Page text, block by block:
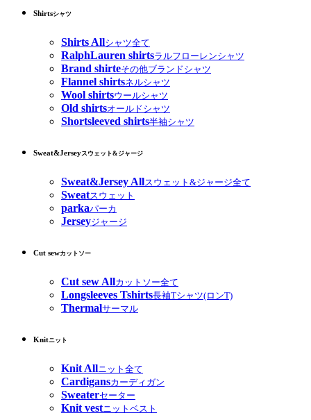
Shirtsシャツ
Shirts Allシャツ全て
RalphLauren shirtsラルフローレンシャツ
Brand shirteその他ブランドシャツ
Flannel shirtsネルシャツ
Wool shirtsウールシャツ
Old shirtsオールドシャツ
Shortsleeved shirts半袖シャツ
Sweat&Jerseyスウェット&ジャージ
Sweat&Jersey Allスウェット&ジャージ全て
Sweatスウェット
parkaパーカ
Jerseyジャージ
Cut sewカットソー
Cut sew Allカットソー全て
Longsleeves Tshirts長袖Tシャツ(ロンT)
Thermalサーマル
Knitニット
Knit Allニット全て
Cardigansカーディガン
Sweaterセーター
Knit vestニットベスト